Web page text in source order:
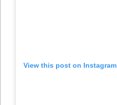
View this post on Instagram